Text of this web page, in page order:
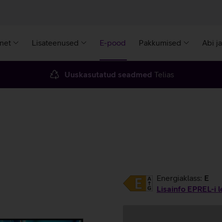
Lisateenused E-pood Pakkumised Abi
Uuskasutatud seadmed Telias
Energiaklass: E
Lisainfo EPREL-i